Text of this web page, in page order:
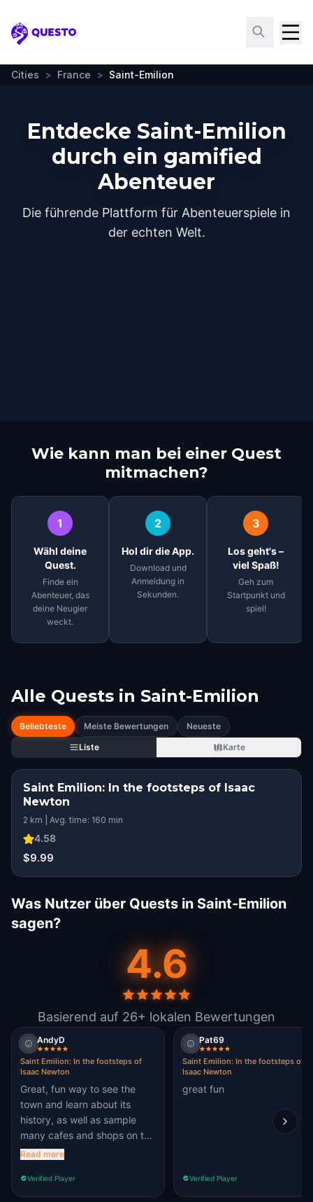
Questo
Cities > France > Saint-Emilion
Entdecke Saint-Emilion
durch ein gamified
Abenteuer
Die führende Plattform für Abenteuerspiele in
der echten Welt.
Wie kann man bei einer Quest
mitmachen?
1
Wähl deine
Quest.
Finde ein
Abenteuer, das
deine Neugier
weckt.
2
Hol dir die App.
Download und
Anmeldung in
Sekunden.
3
Los geht's –
viel Spaß!
Geh zum
Startpunkt und
spiel!
Alle Quests in Saint-Emilion
Beliebteste Meiste Bewertungen
Neueste
Liste
Karte
Saint Emilion: In the footsteps of Isaac
Newton
2 km | Avg. time: 160 min
4.58
$9.99
Was Nutzer über Quests in Saint-Emilion
sagen?
4.6
Basierend auf 26+ lokalen Bewertungen
AndyD
Saint Emilion: In the footsteps of
Isaac Newton
Great, fun way to see the
town and learn about its
history, as well as sample
many cafes and shops on the
way round. Recommended!
Read more
Verified Player
Pat69
Saint Emilion: In the footsteps of
Isaac Newton
great fun
Verified Player